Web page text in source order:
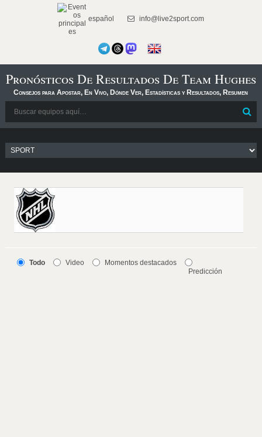
español info@live2sport.com
Pronósticos De Resultados De Team Hughes
Consejos para Apostar, En Vivo, Dónde Ver, Estadísticas y Resultados, Resumen
Todo Video
Momentos destacados
Predicción